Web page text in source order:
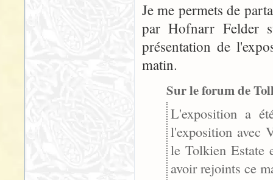
Je me permets de
par Hofnarr
présentation de
matin.
Sur le forum de
L'exposition a
l'exposition avec
le Tolkien Estate
avoir rejoints ce